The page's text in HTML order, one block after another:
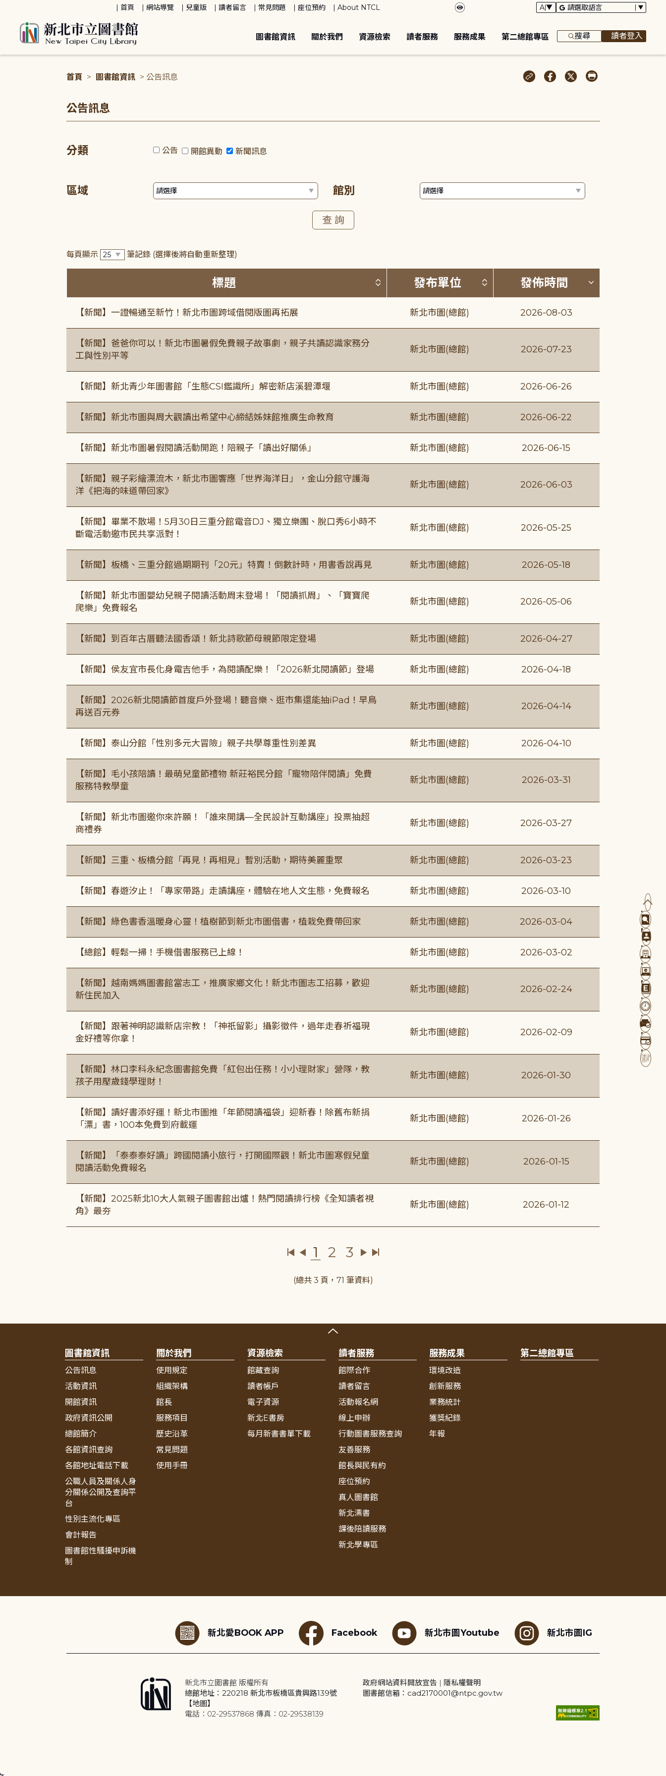
首頁 網站導覽 兒童版 讀者留言 常見問題 座位預約 About NTCL
圖書館資訊 關於我們 資源檢索 讀者服務 服務成果 第二總館專區 搜尋 讀者登入
首頁 > 圖書館資訊 > 公告訊息
公告訊息
分類 公告 開館異動 新聞訊息
區域 館別
每頁顯示 筆記錄 (選擇後將自動重新整理)
標題 按標題排序 (升降冪)
發布單位 按發布單位排序 (升降冪)
發佈時間 按發佈時間
【新聞】一證暢通至新竹！新北市圖跨域借閱版圖再拓展 新北市圖(總館) 2026-08-03
【新聞】爸爸你可以！新北市圖暑假免費親子故事劇，親子共讀認識家務分
工與性別平等
新北市圖(總館) 2026-07-23
【新聞】新北青少年圖書館「生態CSI鑑識所」解密新店溪碧潭堰 新北市圖(總館) 2026-06-26
【新聞】新北市圖與周大觀讀出希望中心締結姊妹館推廣生命教育 新北市圖(總館) 2026-06-22
【新聞】新北市圖暑假閱讀活動開跑！陪親子「讀出好關係」 新北市圖(總館) 2026-06-15
【新聞】親子彩繪漂流木，新北市圖響應「世界海洋日」，金山分館守護海
洋《把海的味道帶回家》
新北市圖(總館) 2026-06-03
【新聞】畢業不散場！5月30日三重分館電音DJ、獨立樂團、脫口秀6小時不
斷電活動邀市民共享派對！
新北市圖(總館) 2026-05-25
【新聞】板橋、三重分館過期期刊「20元」特賣！倒數計時，用書香說再見 新北市圖(總館) 2026-05-18
【新聞】新北市圖嬰幼兒親子閱讀活動周末登場！「閱讀抓周」、「寶寶爬
爬樂」免費報名
新北市圖(總館) 2026-05-06
【新聞】到百年古厝聽法國香頌！新北詩歌節母親節限定登場 新北市圖(總館) 2026-04-27
【新聞】侯友宜市長化身電吉他手，為閱讀配樂！「2026新北閱讀節」登場 新北市圖(總館) 2026-04-18
【新聞】2026新北閱讀節首度戶外登場！聽音樂、逛市集還能抽iPad！早鳥
再送百元券
新北市圖(總館) 2026-04-14
【新聞】泰山分館「性別多元大冒險」親子共學尊重性別差異 新北市圖(總館) 2026-04-10
【新聞】毛小孩陪讀！最萌兒童節禮物 新莊裕民分館「寵物陪伴閱讀」免費
服務特教學童
新北市圖(總館) 2026-03-31
【新聞】新北市圖邀你來許願！「誰來開講—全民設計互動講座」投票抽超
商禮券
新北市圖(總館) 2026-03-27
【新聞】三重、板橋分館「再見！再相見」暫別活動，期待美麗重聚 新北市圖(總館) 2026-03-23
【新聞】春遊汐止！「專家帶路」走讀講座，體驗在地人文生態，免費報名 新北市圖(總館) 2026-03-10
【新聞】綠色書香溫暖身心靈！植樹節到新北市圖借書，植栽免費帶回家 新北市圖(總館) 2026-03-04
【總館】輕鬆一掃！手機借書服務已上線！ 新北市圖(總館) 2026-03-02
【新聞】越南媽媽圖書館當志工，推廣家鄉文化！新北市圖志工招募，歡迎
新住民加入
新北市圖(總館) 2026-02-24
【新聞】跟著神明認識新店宗教！「神祇留影」攝影徵件，過年走春祈福現
金好禮等你拿！
新北市圖(總館) 2026-02-09
【新聞】林口李科永紀念圖書館免費「紅包出任務！小小理財家」營隊，教
孩子用壓歲錢學理財！
新北市圖(總館) 2026-01-30
【新聞】讀好書添好運！新北市圖推「年節閱讀福袋」迎新春！除舊布新捐
「漂」書，100本免費到府載運
新北市圖(總館) 2026-01-26
【新聞】「泰泰泰好讀」跨國閱讀小旅行，打開國際觀！新北市圖寒假兒童
閱讀活動免費報名
新北市圖(總館) 2026-01-15
【新聞】2025新北10大人氣親子圖書館出爐！熱門閱讀排行榜《全知讀者視
角》最夯
新北市圖(總館) 2026-01-12
1 2 3
(總共 3 頁，71 筆資料)
圖書館資訊
公告訊息
活動資訊
開館資訊
政府資訊公開
總館簡介
各館資訊查詢
各館地址電話下載
公職人員及關係人身
分關係公開及查詢平
台
性別主流化專區
會計報告
圖書館性騷擾申訴機
制
關於我們
使用規定
組織架構
館長
服務項目
歷史沿革
常見問題
使用手冊
資源檢索
館藏查詢
讀者帳戶
電子資源
新北E書房
每月新書書單下載
讀者服務
館際合作
讀者留言
活動報名網
線上申辦
行動圖書服務查詢
友善服務
館長與民有約
座位預約
真人圖書館
新北漂書
課後陪讀服務
新北學專區
服務成果
環境改造
創新服務
業務統計
獲獎紀錄
年報
第二總館專區
新北愛BOOK APP Facebook 新北市圖Youtube 新北市圖IG
新北市立圖書館 版權所有
總館地址：220218 新北市板橋區貴興路139號
【地圖】
電話：02-29537868 傳真：02-29538139
政府網站資料開放宣告 | 隱私權聲明
圖書館信箱：cad2170001@ntpc.gov.tw